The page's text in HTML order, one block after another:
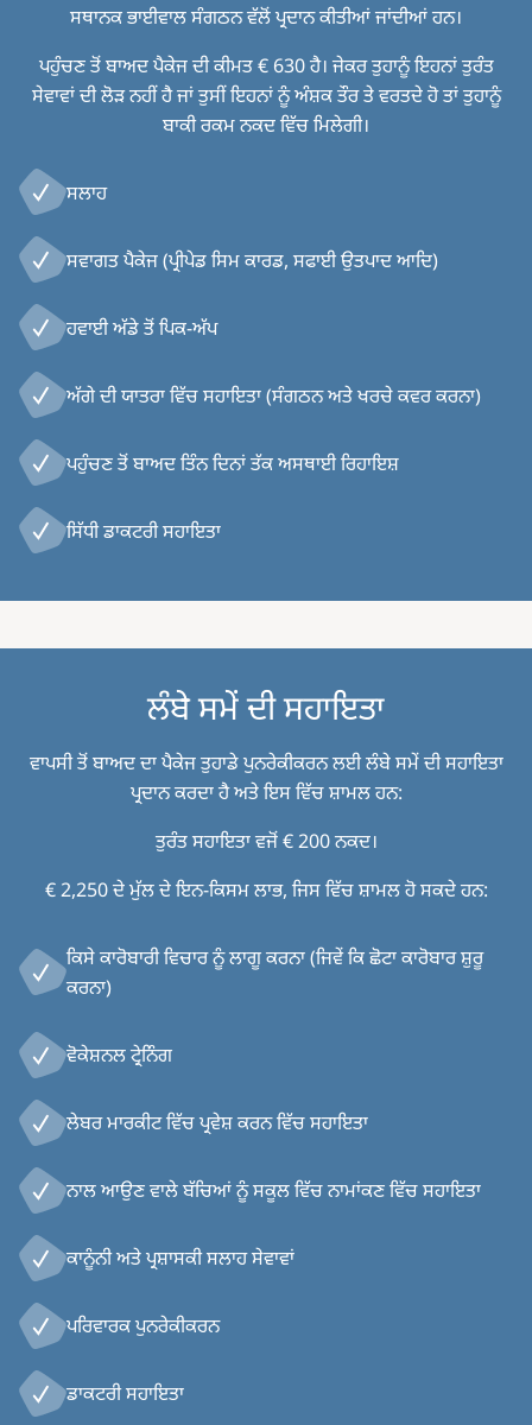
ਸਥਾਨਕ ਭਾਈਵਾਲ ਸੰਗਠਨ ਵੱਲੋਂ ਪ੍ਰਦਾਨ ਕੀਤੀਆਂ ਜਾਂਦੀਆਂ ਹਨ।
ਪਹੁੰਚਣ ਤੋਂ ਬਾਅਦ ਪੈਕੇਜ ਦੀ ਕੀਮਤ € 630 ਹੈ। ਜੇਕਰ ਤੁਹਾਨੂੰ ਇਹਨਾਂ ਤੁਰੰਤ
ਸੇਵਾਵਾਂ ਦੀ ਲੋੜ ਨਹੀਂ ਹੈ ਜਾਂ ਤੁਸੀਂ ਇਹਨਾਂ ਨੂੰ ਅੰਸ਼ਕ ਤੌਰ ਤੇ ਵਰਤਦੇ ਹੋ ਤਾਂ ਤੁਹਾਨੂੰ
ਬਾਕੀ ਰਕਮ ਨਕਦ ਵਿੱਚ ਮਿਲੇਗੀ।
ਸਲਾਹ
ਸਵਾਗਤ ਪੈਕੇਜ (ਪ੍ਰੀਪੇਡ ਸਿਮ ਕਾਰਡ, ਸਫਾਈ ਉਤਪਾਦ ਆਦਿ)
ਹਵਾਈ ਅੱਡੇ ਤੋਂ ਪਿਕ-ਅੱਪ
ਅੱਗੇ ਦੀ ਯਾਤਰਾ ਵਿੱਚ ਸਹਾਇਤਾ (ਸੰਗਠਨ ਅਤੇ ਖਰਚੇ ਕਵਰ ਕਰਨਾ)
ਪਹੁੰਚਣ ਤੋਂ ਬਾਅਦ ਤਿੰਨ ਦਿਨਾਂ ਤੱਕ ਅਸਥਾਈ ਰਿਹਾਇਸ਼
ਸਿੱਧੀ ਡਾਕਟਰੀ ਸਹਾਇਤਾ
ਲੰਬੇ ਸਮੇਂ ਦੀ ਸਹਾਇਤਾ
ਵਾਪਸੀ ਤੋਂ ਬਾਅਦ ਦਾ ਪੈਕੇਜ ਤੁਹਾਡੇ ਪੁਨਰੇਕੀਕਰਨ ਲਈ ਲੰਬੇ ਸਮੇਂ ਦੀ ਸਹਾਇਤਾ
ਪ੍ਰਦਾਨ ਕਰਦਾ ਹੈ ਅਤੇ ਇਸ ਵਿੱਚ ਸ਼ਾਮਲ ਹਨ:
ਤੁਰੰਤ ਸਹਾਇਤਾ ਵਜੋਂ € 200 ਨਕਦ।
€ 2,250 ਦੇ ਮੁੱਲ ਦੇ ਇਨ-ਕਿਸਮ ਲਾਭ, ਜਿਸ ਵਿੱਚ ਸ਼ਾਮਲ ਹੋ ਸਕਦੇ ਹਨ:
ਕਿਸੇ ਕਾਰੋਬਾਰੀ ਵਿਚਾਰ ਨੂੰ ਲਾਗੂ ਕਰਨਾ (ਜਿਵੇਂ ਕਿ ਛੋਟਾ ਕਾਰੋਬਾਰ ਸ਼ੁਰੂ
ਕਰਨਾ)
ਵੋਕੇਸ਼ਨਲ ਟ੍ਰੇਨਿੰਗ
ਲੇਬਰ ਮਾਰਕੀਟ ਵਿੱਚ ਪ੍ਰਵੇਸ਼ ਕਰਨ ਵਿੱਚ ਸਹਾਇਤਾ
ਨਾਲ ਆਉਣ ਵਾਲੇ ਬੱਚਿਆਂ ਨੂੰ ਸਕੂਲ ਵਿੱਚ ਨਾਮਾਂਕਣ ਵਿੱਚ ਸਹਾਇਤਾ
ਕਾਨੂੰਨੀ ਅਤੇ ਪ੍ਰਸ਼ਾਸਕੀ ਸਲਾਹ ਸੇਵਾਵਾਂ
ਪਰਿਵਾਰਕ ਪੁਨਰੇਕੀਕਰਨ
ਡਾਕਟਰੀ ਸਹਾਇਤਾ